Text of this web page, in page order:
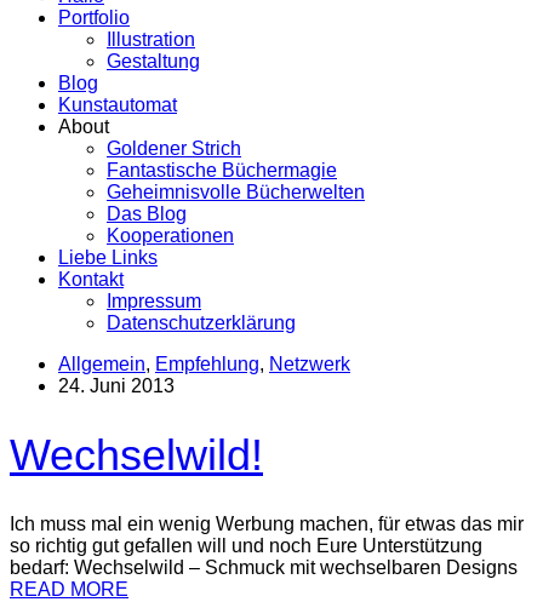
Portfolio
Illustration
Gestaltung
Blog
Kunstautomat
About
Goldener Strich
Fantastische Büchermagie
Geheimnisvolle Bücherwelten
Das Blog
Kooperationen
Liebe Links
Kontakt
Impressum
Datenschutzerklärung
Allgemein, Empfehlung, Netzwerk
24. Juni 2013
Wechselwild!
Ich muss mal ein wenig Werbung machen, für etwas das mir
so richtig gut gefallen will und noch Eure Unterstützung
bedarf: Wechselwild – Schmuck mit wechselbaren Designs
READ MORE